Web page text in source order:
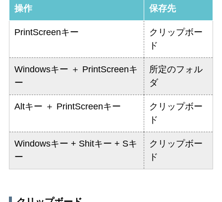
操作 保存先
PrintScreenキー
クリップボー
ド
Windowsキー ＋ PrintScreenキ
ー
所定のフォル
ダ
Altキー ＋ PrintScreenキー
クリップボー
ド
Windowsキー + Shitキー + Sキ
ー
クリップボー
ド